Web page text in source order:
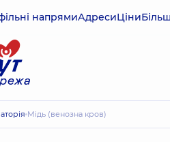
напрямиАдресиЦіни
Мідь (венозна кров)